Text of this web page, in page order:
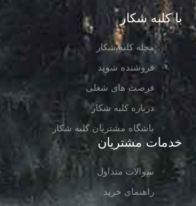
با کلبه شکار
مجله کلبه شکار
فروشنده شوید
فرصت های شغلی
درباره کلبه شکار
باشگاه مشتریان کلبه شکار
خدمات مشتریان
سوالات متداول
راهنمای خرید